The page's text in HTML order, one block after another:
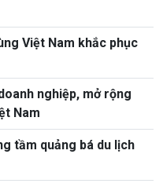
Việt Nam khắc phục
nghiệp, mở rộng
Nam
tầm quảng bá du lịch